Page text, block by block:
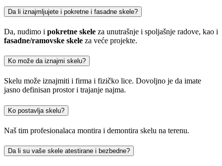
Da li iznajmljujete i pokretne i fasadne skele?
Da, nudimo i pokretne skele za unutrašnje i spoljašnje radove, kao i
fasadne/ramovske skele za veće projekte.
Ko može da iznajmi skelu?
Skelu može iznajmiti i firma i fizičko lice. Dovoljno je da imate
jasno definisan prostor i trajanje najma.
Ko postavlja skelu?
Naš tim profesionalaca montira i demontira skelu na terenu.
Da li su vaše skele atestirane i bezbedne?